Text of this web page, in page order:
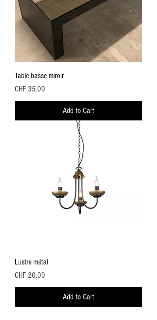
Table basse miroir
Price
CHF 35.00
Add to Cart
Lustre métal
Price
CHF 20.00
Add to Cart